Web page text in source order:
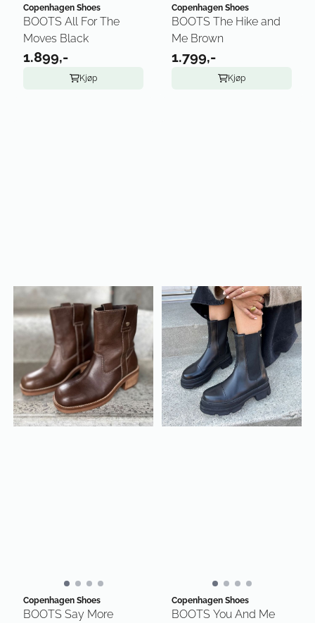
Copenhagen Shoes
BOOTS All For The
Moves Black
1.899,-
Kjøp
Copenhagen Shoes
BOOTS The Hike and
Me Brown
1.799,-
Kjøp
Copenhagen Shoes
BOOTS Say More
Copenhagen Shoes
BOOTS You And Me